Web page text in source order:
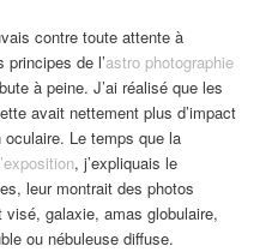
contre toute attente à
principes de l’astro photographie
à peine. J’ai réalisé que les
avait nettement plus d’impact
oculaire. Le temps que la
, j’expliquais le
leur montrait des photos
visé, galaxie, amas globulaire,
ou nébuleuse diffuse.